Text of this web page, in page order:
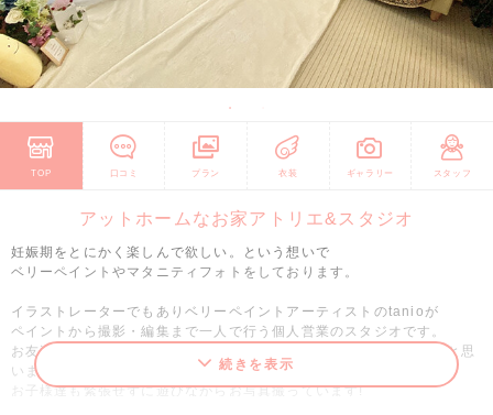
TOP 口コミ プラン 衣装 ギャラリー スタッフ
アットホームなお家アトリエ&スタジオ
妊娠期をとにかく楽しんで欲しい。という想いで
ベリーペイントやマタニティフォトをしております。
イラストレーターでもありベリーペイントアーティストのtanioが
ペイントから撮影・編集まで一人で行う個人営業のスタジオです。
お友達のお家へ遊びに行くような感覚で気軽にお越しいただけたらと思
います。
お子様達も緊張せずに遊びながらお写真撮っています!
続きを表示